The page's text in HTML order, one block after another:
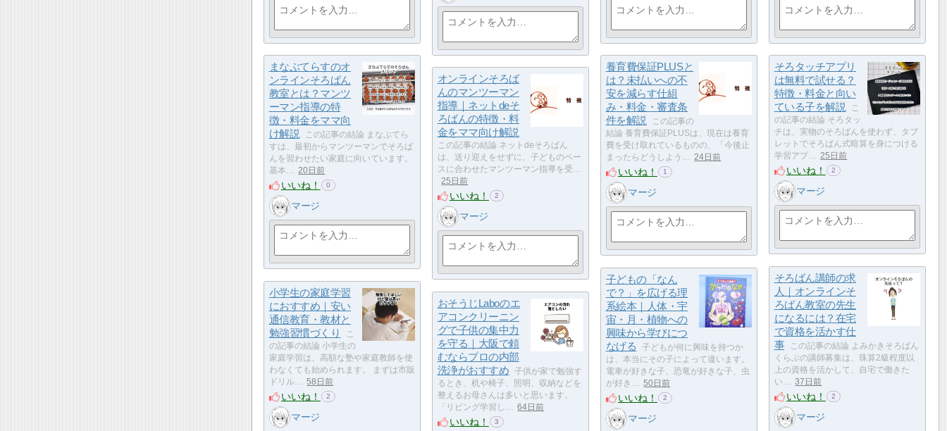
まなぶてらすのオ
ンラインそろばん
教室とは？マンツ
ーマン指導の特
徴・料金をママ向
け解説
この記事の結論 まなぶてら
すは、最初からマンツーマンでそろば
んを習わせたい家庭に向いています。
基本… 20日前
いいね！ 0
マージ
養育費保証PLUSと
は？未払いへの不
安を減らす仕組
み・料金・審査条
件を解説
この記事の
結論 養育費保証PLUSは、現在は養育
費を受け取れているものの、「今後止
まったらどうしよう… 24日前
いいね！ 1
マージ
そろタッチアプリ
は無料で試せる？
特徴・料金と向い
ている子を解説
こ
の記事の結論 そろタッ
チは、実物のそろばんを使わず、タブ
レットでそろばん式暗算を身につける
学習アプ… 25日前
いいね！ 2
マージ
オンラインそろば
んのマンツーマン
指導｜ネットdeそ
ろばんの特徴・料
金をママ向け解説
この記事の結論 ネットdeそろばん
は、送り迎えをせずに、子どものペー
スに合わせたマンツーマン指導を受…
25日前
いいね！ 2
マージ
そろばん講師の求
人｜オンラインそ
ろばん教室の先生
になるには？在宅
で資格を活かす仕
事
この記事の結論 よみかきそろばん
くらぶの講師募集は、珠算2級程度以
上の資格を活かして、自宅で働きた
い… 37日前
いいね！ 2
マージ
子どもの「なん
で？」を広げる理
系絵本｜人体・宇
宙・月・植物への
興味から学びにつ
なげる
子どもが何に興味を持つか
は、本当にその子によって違います。
電車が好きな子、恐竜が好きな子、虫
が好き… 50日前
いいね！ 2
マージ
小学生の家庭学習
におすすめ｜安い
通信教育・教材と
勉強習慣づくり
こ
の記事の結論 小学生の
家庭学習は、高額な塾や家庭教師を使
わなくても始められます。 まずは市販
ドリル… 58日前
いいね！ 2
マージ
おそうじLaboのエ
アコンクリーニン
グで子供の集中力
を守る｜大阪で頼
むならプロの内部
洗浄がおすすめ
子供が家で勉強す
るとき、机や椅子、照明、収納などを
整えるお母さんは多いと思います。
「リビング学習し… 64日前
いいね！ 3